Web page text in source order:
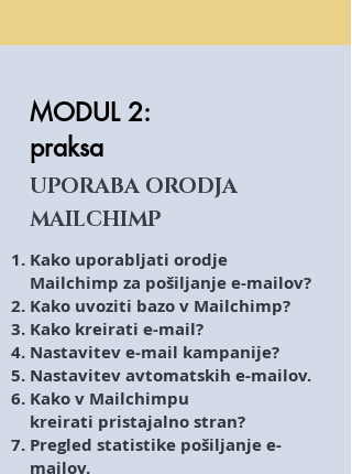
MODUL 2:
praksa
UPORABA ORODJA
MAILCHIMP
Kako uporabljati orodje
Mailchimp za pošiljanje e-mailov?
Kako uvoziti bazo v Mailchimp?
Kako kreirati e-mail?
Nastavitev e-mail kampanije?
Nastavitev avtomatskih e-mailov.
Kako v Mailchimpu
kreirati pristajalno stran?
Pregled statistike pošiljanje e-
mailov.